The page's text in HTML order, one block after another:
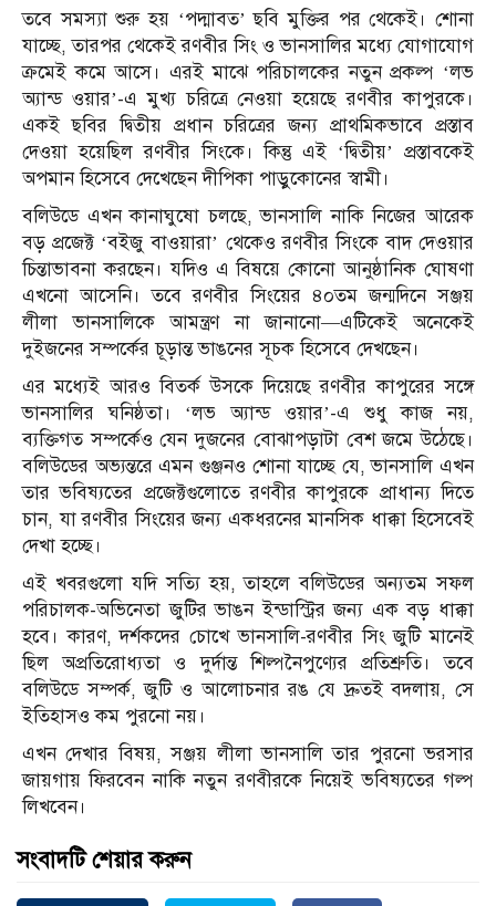
তবে সমস্যা শুরু হয় ‘পদ্মাবত’ ছবি মুক্তির পর থেকেই। শোনা
যাচ্ছে, তারপর থেকেই রণবীর সিং ও ভানসালির মধ্যে যোগাযোগ
ক্রমেই কমে আসে। এরই মাঝে পরিচালকের নতুন প্রকল্প ‘লভ
অ্যান্ড ওয়ার’-এ মুখ্য চরিত্রে নেওয়া হয়েছে রণবীর কাপুরকে।
একই ছবির দ্বিতীয় প্রধান চরিত্রের জন্য প্রাথমিকভাবে প্রস্তাব
দেওয়া হয়েছিল রণবীর সিংকে। কিন্তু এই ‘দ্বিতীয়’ প্রস্তাবকেই
অপমান হিসেবে দেখেছেন দীপিকা পাড়ুকোনের স্বামী।
বলিউডে এখন কানাঘুষো চলছে, ভানসালি নাকি নিজের আরেক
বড় প্রজেক্ট ‘বইজু বাওয়ারা’ থেকেও রণবীর সিংকে বাদ দেওয়ার
চিন্তাভাবনা করছেন। যদিও এ বিষয়ে কোনো আনুষ্ঠানিক ঘোষণা
এখনো আসেনি। তবে রণবীর সিংয়ের ৪০তম জন্মদিনে সঞ্জয়
লীলা ভানসালিকে আমন্ত্রণ না জানানো—এটিকেই অনেকেই
দুইজনের সম্পর্কের চূড়ান্ত ভাঙনের সূচক হিসেবে দেখছেন।
এর মধ্যেই আরও বিতর্ক উসকে দিয়েছে রণবীর কাপুরের সঙ্গে
ভানসালির ঘনিষ্ঠতা। ‘লভ অ্যান্ড ওয়ার’-এ শুধু কাজ নয়,
ব্যক্তিগত সম্পর্কেও যেন দুজনের বোঝাপড়াটা বেশ জমে উঠেছে।
বলিউডের অভ্যন্তরে এমন গুঞ্জনও শোনা যাচ্ছে যে, ভানসালি এখন
তার ভবিষ্যতের প্রজেক্টগুলোতে রণবীর কাপুরকে প্রাধান্য দিতে
চান, যা রণবীর সিংয়ের জন্য একধরনের মানসিক ধাক্কা হিসেবেই
দেখা হচ্ছে।
এই খবরগুলো যদি সত্যি হয়, তাহলে বলিউডের অন্যতম সফল
পরিচালক-অভিনেতা জুটির ভাঙন ইন্ডাস্ট্রির জন্য এক বড় ধাক্কা
হবে। কারণ, দর্শকদের চোখে ভানসালি-রণবীর সিং জুটি মানেই
ছিল অপ্রতিরোধ্যতা ও দুর্দান্ত শিল্পনৈপুণ্যের প্রতিশ্রুতি। তবে
বলিউডে সম্পর্ক, জুটি ও আলোচনার রঙ যে দ্রুতই বদলায়, সে
ইতিহাসও কম পুরনো নয়।
এখন দেখার বিষয়, সঞ্জয় লীলা ভানসালি তার পুরনো ভরসার
জায়গায় ফিরবেন নাকি নতুন রণবীরকে নিয়েই ভবিষ্যতের গল্প
লিখবেন।
সংবাদটি শেয়ার করুন